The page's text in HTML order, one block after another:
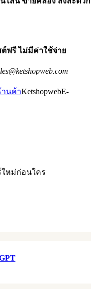
ต์ฟรี ไม่มีค่าใช้จ่าย
านค้าKetshopwebE-
ใหม่ก่อนใคร